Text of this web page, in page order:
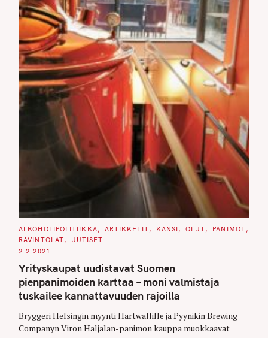
C
T
E
O
R
E
S
ALKOHOLIPOLITIIKKA ARTIKKELIT KANSI OLUT
PANIMOT
RAVINTOLAT
UUTISET
2.2.2021
Yrityskaupat uudistavat Suomen
pienpanimoiden karttaa – moni valmistaja
tuskailee kannattavuuden rajoilla
Bryggeri Helsingin myynti Hartwallille ja Pyynikin Brewing
Companyn Viron Haljalan-panimon kauppa muokkaavat